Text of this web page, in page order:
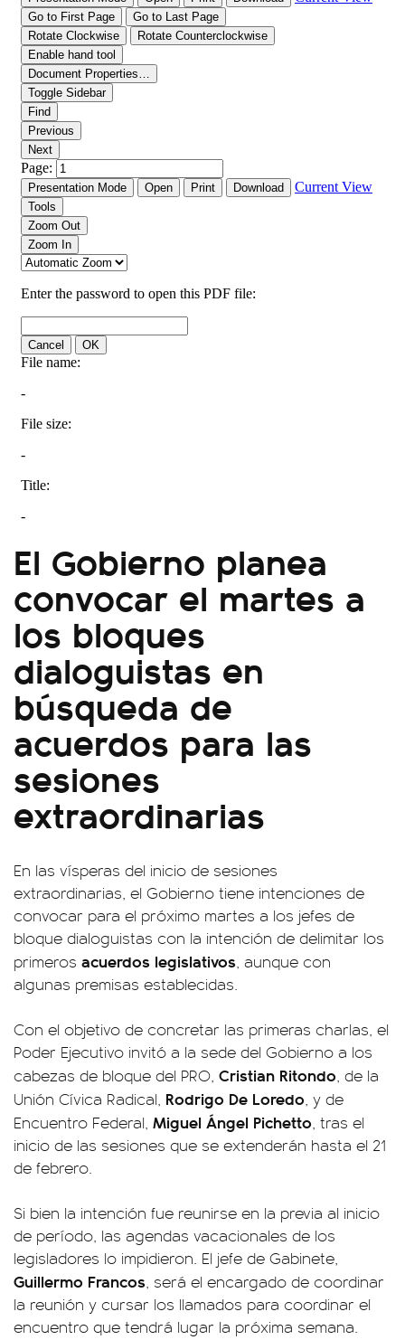
El Gobierno planea
convocar el martes a
los bloques
dialoguistas en
búsqueda de
acuerdos para las
sesiones
extraordinarias
En las vísperas del inicio de sesiones
extraordinarias, el Gobierno tiene intenciones de
convocar para el próximo martes a los jefes de
bloque dialoguistas con la intención de delimitar los
primeros acuerdos legislativos, aunque con
algunas premisas establecidas.
Con el objetivo de concretar las primeras charlas, el
Poder Ejecutivo invitó a la sede del Gobierno a los
cabezas de bloque del PRO, Cristian Ritondo, de la
Unión Cívica Radical, Rodrigo De Loredo, y de
Encuentro Federal, Miguel Ángel Pichetto, tras el
inicio de las sesiones que se extenderán hasta el 21
de febrero.
Si bien la intención fue reunirse en la previa al inicio
de período, las agendas vacacionales de los
legisladores lo impidieron. El jefe de Gabinete,
Guillermo Francos, será el encargado de coordinar
la reunión y cursar los llamados para coordinar el
encuentro que tendrá lugar la próxima semana.